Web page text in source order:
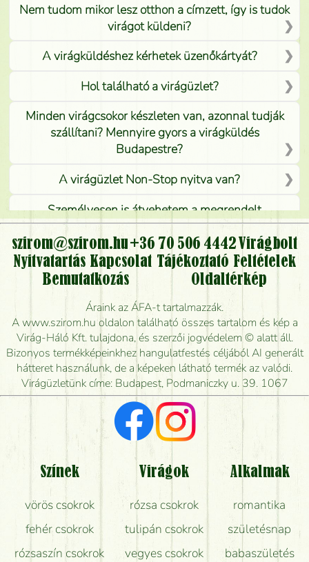
Nem tudom mikor lesz otthon a címzett, így is tudok
virágot küldeni?
A virágküldéshez kérhetek üzenőkártyát?
Hol található a virágüzlet?
Minden virágcsokor készleten van, azonnal tudják
szállítani? Mennyire gyors a virágküldés
Budapestre?
A virágüzlet Non-Stop nyitva van?
Személyesen is átvehetem a megrendelt
virágcsokrot, vagy csak virágküldéssel, kiszállítással
kérhető?
Vidékre is lehet rendelni?
Meddig rendelhetek virágküldést úgy, hogy még ma
kiszállítsák?
Mennyire gyorsan tudják elkészíteni a csokrot, és
mikor tudják leghamarabb kiszállítani?
Vörös rózsát keresek, van önöknél?
Milyen visszajelzést kapok a virágküldésről?
Tényleg azt kapom, ami a képen van?
Mit kell tudni a virágcsokrok szállításáról?
Hogy marad a lehető legtovább friss a csokor?
Tudok adventi koszorút vásárolni boltban?
szirom@szirom.hu +36 70 506 4442 Virágbolt
Nyitvatartás Kapcsolat Tájékoztató Feltételek
Bemutatkozás
Oldaltérkép
Áraink az ÁFA-t tartalmazzák.
A www.szirom.hu oldalon található összes tartalom és kép a
Virág-Háló Kft. tulajdona, és szerzői jogvédelem © alatt áll.
Bizonyos termékképeinkhez hangulatfestés céljából AI generált
hátteret használunk, de a képeken látható termék az valódi.
Virágüzletünk címe: Budapest, Podmaniczky u. 39. 1067
Színek
vörös csokrok
fehér csokrok
rózsaszín csokrok
Virágok
rózsa csokrok
tulipán csokrok
vegyes csokrok
Alkalmak
romantika
születésnap
babaszületés